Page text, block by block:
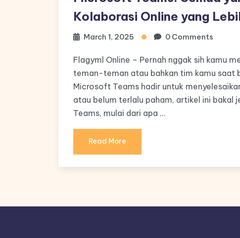
Kolaborasi Online yang
March 1, 2025 0 Comments
Flagyml Online – Pernah nggak sih kamu
teman-teman atau bahkan tim kamu saat
Microsoft Teams hadir untuk
atau belum terlalu paham, artikel ini bakal
Teams, mulai dari apa …
Read More